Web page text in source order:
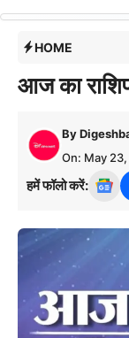
HOME
आज का
By
On: May
हमें फॉलो करें: